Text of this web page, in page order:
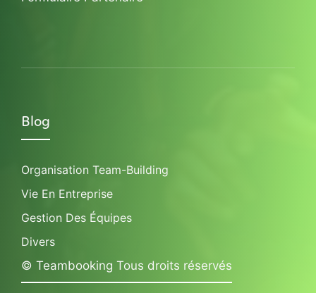
Blog
Organisation Team-Building
Vie En Entreprise
Gestion Des Équipes
Divers
© Teambooking Tous droits réservés